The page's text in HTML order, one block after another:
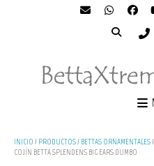
INICIO / PRODUCTOS/ BETTAS ORNAMENTALES/
COJÍN BETTA SPLENDENS BIG EARS DUMBO